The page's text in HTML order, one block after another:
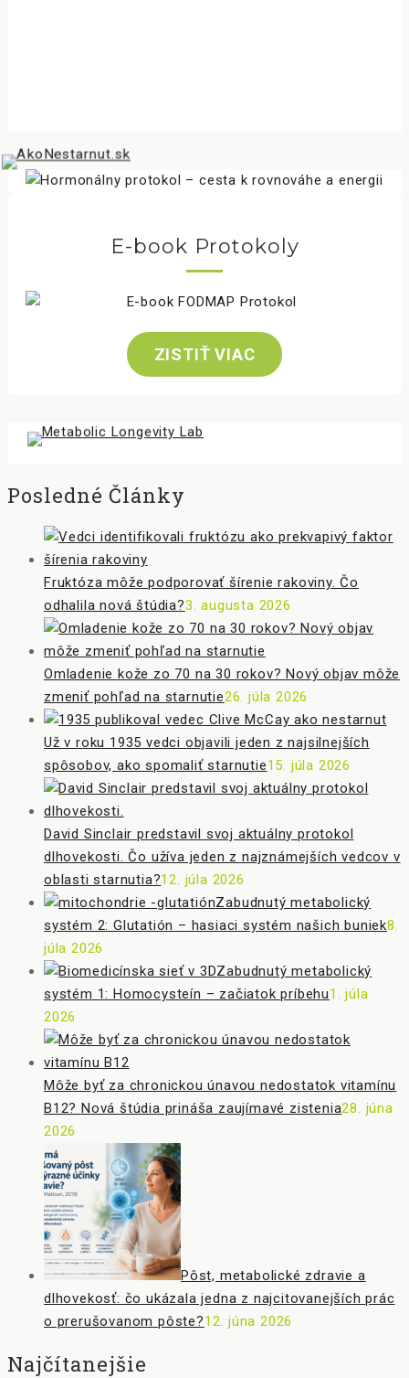
E-book Protokoly
ZISTIŤ VIAC
Posledné Články
Fruktóza môže podporovať šírenie rakoviny. Čo
odhalila nová štúdia?3. augusta 2026
Omladenie kože zo 70 na 30 rokov? Nový objav môže
zmeniť pohľad na starnutie26. júla 2026
Už v roku 1935 vedci objavili jeden z najsilnejších
spôsobov, ako spomaliť starnutie15. júla 2026
David Sinclair predstavil svoj aktuálny protokol
dlhovekosti. Čo užíva jeden z najznámejších vedcov v
oblasti starnutia?12. júla 2026
Zabudnutý metabolický
systém 2: Glutatión – hasiaci systém našich buniek8.
júla 2026
Zabudnutý metabolický
systém 1: Homocysteín – začiatok príbehu1. júla
2026
Môže byť za chronickou únavou nedostatok vitamínu
B12? Nová štúdia prináša zaujímavé zistenia28. júna
2026
Pôst, metabolické zdravie a
dlhovekosť: čo ukázala jedna z najcitovanejších prác
o prerušovanom pôste?12. júna 2026
Najčítanejšie